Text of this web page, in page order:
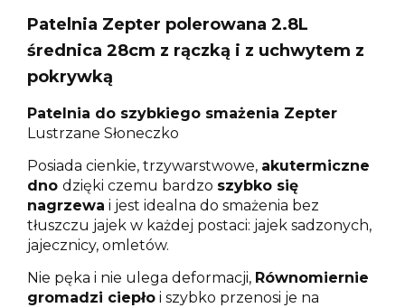
Patelnia Zepter polerowana 2.8L
średnica 28cm z rączką i z uchwytem z
pokrywką
Patelnia do szybkiego smażenia Zepter
Lustrzane Słoneczko
Posiada cienkie, trzywarstwowe, akutermiczne
dno dzięki czemu bardzo szybko się
nagrzewa i jest idealna do smażenia bez
tłuszczu jajek w każdej postaci: jajek sadzonych,
jajecznicy, omletów.
Nie pęka i nie ulega deformacji, Równomiernie
gromadzi ciepło i szybko przenosi je na